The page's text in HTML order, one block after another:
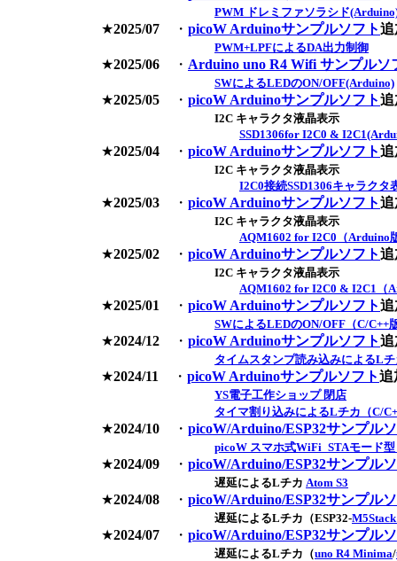
PWM ドレミファソラシド
★2025/07 ・ picoW Arduinoサンプルソフト追
PWM+LPFによるDA出力制御
★2025/06 ・ Arduino uno R4 Wifi サンプルソ
SWによるLEDのON/OFF(Arduino)
★2025/05 ・ picoW Arduinoサンプルソフト追
I2C キャラクタ液晶表示
SSD1306for I2C0 &
★2025/04 ・ picoW Arduinoサンプルソフト追
I2C キャラクタ液晶表示
I2C0接続SSD1306キャラクタ
★2025/03 ・ picoW Arduinoサンプルソフト追
I2C キャラクタ液晶表示
AQM1602 for I2C0（Arduino
★2025/02 ・ picoW Arduinoサンプルソフト追
I2C キャラクタ液晶表示
AQM1602 for I2C0 & I2C1（
★2025/01 ・ picoW Arduinoサンプルソフト追
SWによるLEDのON/OFF（C/C++
★2024/12 ・ picoW Arduinoサンプルソフト追
タイムスタンプ読み込みによるL
★2024/11 ・ picoW Arduinoサンプルソフト追
YS電子工作ショップ 閉店
タイマ割り込みによるLチカ（C/
★2024/10 ・ picoW/Arduino/ESP32サンプル
picoW スマホ式WiFi_STAモード
★2024/09 ・ picoW/Arduino/ESP32サンプル
遅延によるLチカ Atom S3
★2024/08 ・ picoW/Arduino/ESP32サンプル
遅延によるLチカ（ESP32-
★2024/07 ・ picoW/Arduino/ESP32サンプル
遅延によるLチカ（uno R4 Minima/